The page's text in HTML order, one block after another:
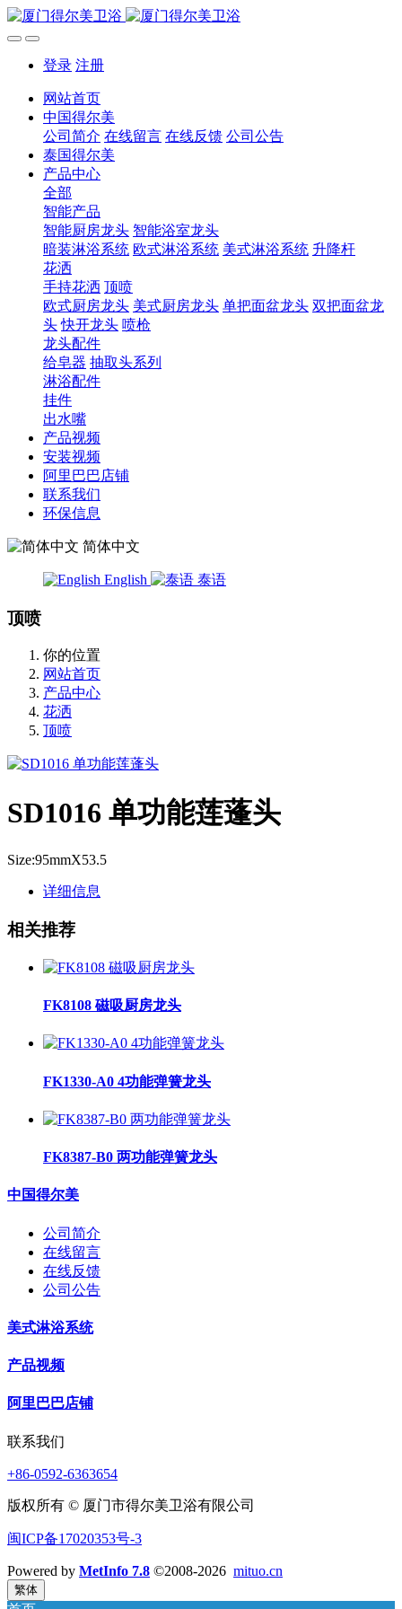
登录 注册
网站首页
中国得尔美
公司简介 在线留言 在线反馈 公司公告
泰国得尔美
产品中心
全部
智能产品
智能厨房龙头 智能浴室龙头
暗装淋浴系统 欧式淋浴系统 美式淋浴系统 升降杆
花洒
手持花洒 顶喷
欧式厨房龙头 美式厨房龙头 单把面盆龙头 双把面盆龙
头 快开龙头 喷枪
龙头配件
给皂器 抽取头系列
淋浴配件
挂件
出水嘴
产品视频
安装视频
阿里巴巴店铺
联系我们
环保信息
简体中文
English 泰语
顶喷
你的位置
网站首页
产品中心
花洒
顶喷
SD1016 单功能莲蓬头
Size:95mmX53.5
详细信息
相关推荐
FK8108 磁吸厨房龙头
FK1330-A0 4功能弹簧龙头
FK8387-B0 两功能弹簧龙头
中国得尔美
公司简介
在线留言
在线反馈
公司公告
美式淋浴系统
产品视频
阿里巴巴店铺
联系我们
+86-0592-6363654
版权所有 © 厦门市得尔美卫浴有限公司
闽ICP备17020353号-3
Powered by MetInfo 7.8 ©2008-2026 mituo.cn
繁体